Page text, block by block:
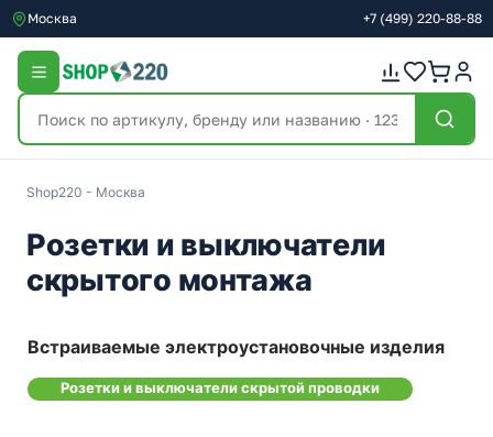
Москва +7 (499) 220-88-88
Shop220 - Москва
Розетки и выключатели
скрытого монтажа
Встраиваемые электроустановочные изделия
Розетки и выключатели скрытой проводки